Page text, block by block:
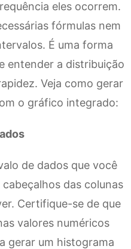
eles ocorrem.
fórmulas nem
É uma forma
entender a distribuição
Veja como gerar
o gráfico integrado:
de dados que você
das colunas
Certifique-se de que
valores numéricos
gerar um histograma